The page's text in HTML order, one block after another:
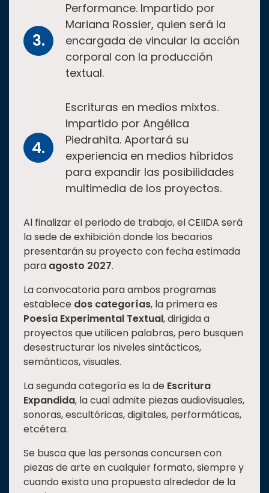
Performance. Impartido por
Mariana Rossier, quien será la
encargada de vincular la acción
corporal con la producción
textual.
Escrituras en medios mixtos.
Impartido por Angélica
Piedrahita. Aportará su
experiencia en medios híbridos
para expandir las posibilidades
multimedia de los proyectos.
Al finalizar el periodo de trabajo, el CEIIDA será
la sede de exhibición donde los becarios
presentarán su proyecto con fecha estimada
para agosto 2027.
La convocatoria para ambos programas
establece dos categorías, la primera es
Poesía Experimental Textual, dirigida a
proyectos que utilicen palabras, pero busquen
desestructurar los niveles sintácticos,
semánticos, visuales.
La segunda categoría es la de Escritura
Expandida, la cual admite piezas audiovisuales,
sonoras, escultóricas, digitales, performáticas,
etcétera.
Se busca que las personas concursen con
piezas de arte en cualquier formato, siempre y
cuando exista una propuesta alrededor de la